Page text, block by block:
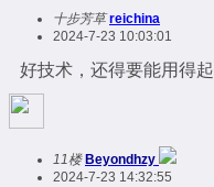
十步芳草 reichina
2024-7-23 10:03:01
好技术，还得要能用得起
11楼 Beyondhzy
2024-7-23 14:32:55